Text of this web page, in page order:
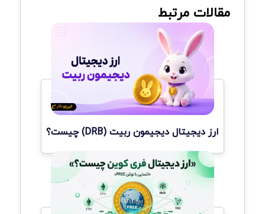
مقالات مرتبط
ارز دیجیتال دیجیمون ربیت (DRB) چیست؟